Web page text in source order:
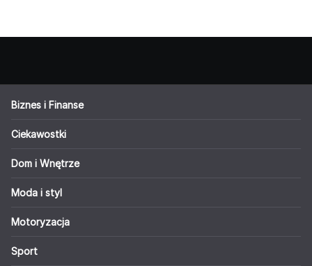
Biznes i Finanse
Ciekawostki
Dom i Wnętrze
Moda i styl
Motoryzacja
Sport